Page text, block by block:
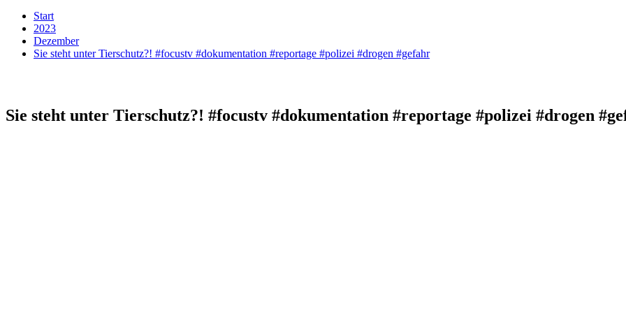
Start
2023
Dezember
Sie steht unter Tierschutz?! #focustv #dokumentation #reportage #polizei #drogen #gefahr
Sie steht unter Tierschutz?! #focustv #dokumentation #reportage #polizei #drogen